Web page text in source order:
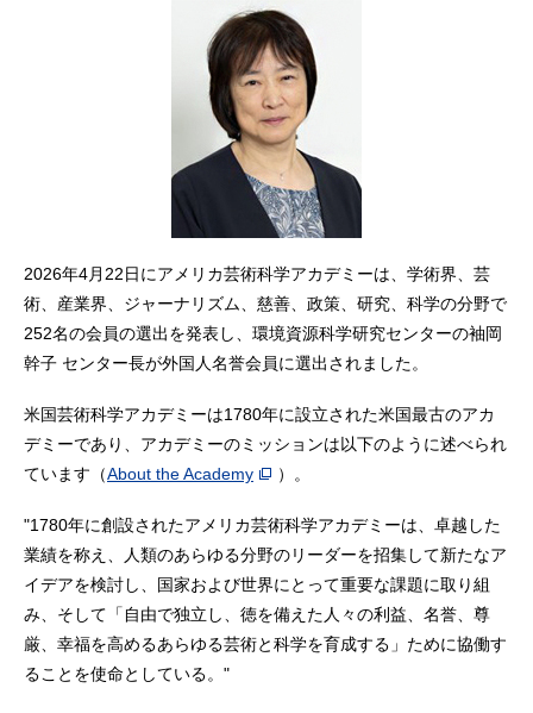
2026年4月22日にアメリカ芸術科学アカデミーは、学術界、芸
術、産業界、ジャーナリズム、慈善、政策、研究、科学の分野で
252名の会員の選出を発表し、環境資源科学研究センターの袖岡
幹子 センター長が外国人名誉会員に選出されました。
米国芸術科学アカデミーは1780年に設立された米国最古のアカ
デミーであり、アカデミーのミッションは以下のように述べられ
ています（About the Academy ）。
"1780年に創設されたアメリカ芸術科学アカデミーは、卓越した
業績を称え、人類のあらゆる分野のリーダーを招集して新たなア
イデアを検討し、国家および世界にとって重要な課題に取り組
み、そして「自由で独立し、徳を備えた人々の利益、名誉、尊
厳、幸福を高めるあらゆる芸術と科学を育成する」ために協働す
ることを使命としている。"